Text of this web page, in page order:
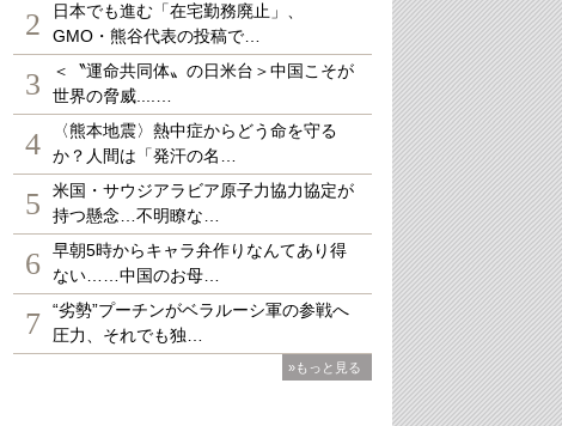
2
日本でも進む「在宅勤務廃止」、
GMO・熊谷代表の投稿で…
3
＜〝運命共同体〟の日米台＞中国こそが
世界の脅威....…
4
〈熊本地震〉熱中症からどう命を守る
か？人間は「発汗の名…
5
米国・サウジアラビア原子力協力協定が
持つ懸念…不明瞭な…
6
早朝5時からキャラ弁作りなんてあり得
ない……中国のお母…
7
“劣勢”プーチンがベラルーシ軍の参戦へ
圧力、それでも独…
»もっと見る